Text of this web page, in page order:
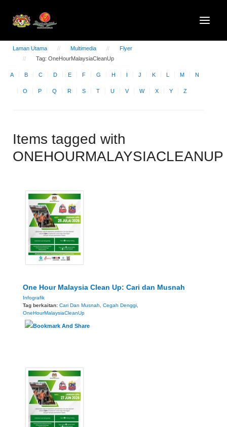
Laman Utama Multimedia
Flyer
Tag: OneHourMalaysiaCleanUp
A B C D E F G H I J K L M N
O P Q R S T U V W X Y Z
Items tagged with
ONEHOURMALAYSIACLEANUP
One Hour Malaysia Clean Up: Cari dan Musnah
Infografik
Tag berkaitan: Cari Dan Musnah, Cegah Denggi,
OneHourMalaysiaCleanUp